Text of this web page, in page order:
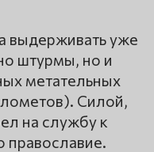
выдерживать уже
штурмы, но и
метательных
Силой,
на службу к
православие.